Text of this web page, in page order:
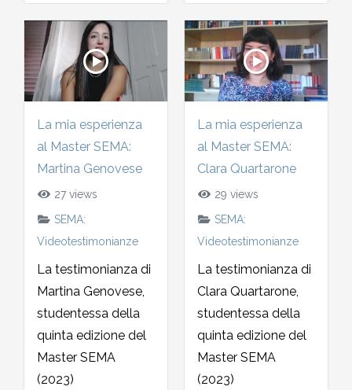
La mia esperienza
al Master SEMA:
Martina Genovese
27 views
SEMA:
Videotestimonianze
La testimonianza di
Martina Genovese,
studentessa della
quinta edizione del
Master SEMA
(2023)
La mia esperienza
al Master SEMA:
Clara Quartarone
29 views
SEMA:
Videotestimonianze
La testimonianza di
Clara Quartarone,
studentessa della
quinta edizione del
Master SEMA
(2023)